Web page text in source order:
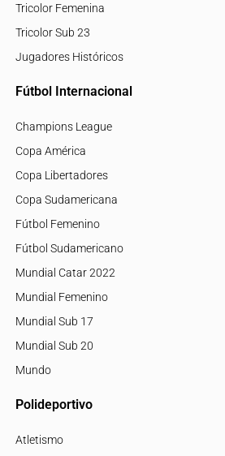
Tricolor Femenina
Tricolor Sub 23
Jugadores Históricos
Fútbol Internacional
Champions League
Copa América
Copa Libertadores
Copa Sudamericana
Fútbol Femenino
Fútbol Sudamericano
Mundial Catar 2022
Mundial Femenino
Mundial Sub 17
Mundial Sub 20
Mundo
Polideportivo
Atletismo